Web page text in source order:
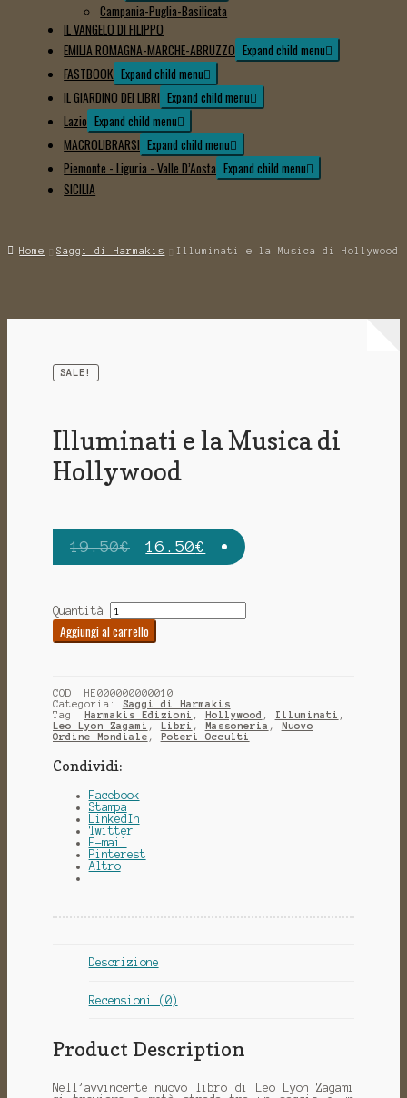
Campania-Puglia-Basilicata
IL VANGELO DI FILIPPO
EMILIA ROMAGNA-MARCHE-ABRUZZO Expand child menu
FASTBOOK Expand child menu
IL GIARDINO DEI LIBRI Expand child menu
Lazio Expand child menu
MACROLIBRARSI Expand child menu
Piemonte - Liguria - Valle D’Aosta Expand child menu
SICILIA
Home Saggi di Harmakis Illuminati e la Musica di Hollywood
SALE!
Illuminati e la Musica di
Hollywood
19.50€ 16.50€
Quantità
Aggiungi al carrello
COD: HE000000000010
Categoria: Saggi di Harmakis
Tag: Harmakis Edizioni , Hollywood , Illuminati ,
Leo Lyon Zagami , Libri , Massoneria , Nuovo
Ordine Mondiale , Poteri Occulti
Condividi:
Facebook
Stampa
LinkedIn
Twitter
E-mail
Pinterest
Altro
Descrizione
Recensioni (0)
Product Description
Nell’avvincente nuovo libro di Leo Lyon Zagami